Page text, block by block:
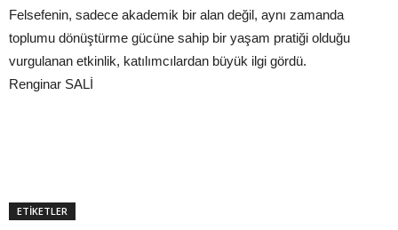
Felsefenin, sadece akademik bir alan değil, aynı zamanda
toplumu dönüştürme gücüne sahip bir yaşam pratiği olduğu
vurgulanan etkinlik, katılımcılardan büyük ilgi gördü.
Renginar SALİ
ETİKETLER